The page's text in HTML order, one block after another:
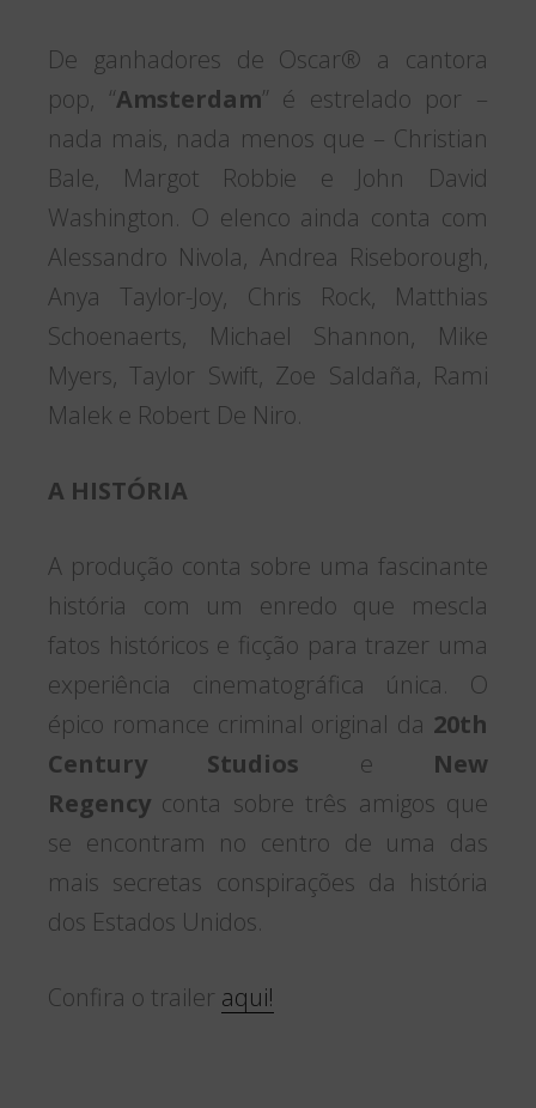
De ganhadores de Oscar® a cantora
pop, “Amsterdam” é estrelado por –
nada mais, nada menos que – Christian
Bale, Margot Robbie e John David
Washington. O elenco ainda conta com
Alessandro Nivola, Andrea Riseborough,
Anya Taylor-Joy, Chris Rock, Matthias
Schoenaerts, Michael Shannon, Mike
Myers, Taylor Swift, Zoe Saldaña, Rami
Malek e Robert De Niro.
A HISTÓRIA
A produção conta sobre uma fascinante
história com um enredo que mescla
fatos históricos e ficção para trazer uma
experiência cinematográfica única. O
épico romance criminal original da 20th
Century Studios e New
Regency conta sobre três amigos que
se encontram no centro de uma das
mais secretas conspirações da história
dos Estados Unidos.
Confira o trailer aqui!